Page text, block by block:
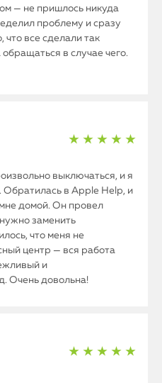
— не пришлось никуда
проблему и сразу
что все сделали так
в случае чего.
★ ★ ★ ★ ★
выключаться, и я
Обратилась в Apple Help, и
домой. Он провел
заменить
что меня не
центр — вся работа
и
Очень довольна!
★ ★ ★ ★ ★